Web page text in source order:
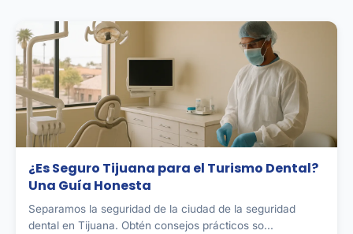
¿Es Seguro Tijuana para el Turismo Dental?
Una Guía Honesta
Separamos la seguridad de la ciudad de la seguridad
dental en Tijuana. Obtén consejos prácticos so...